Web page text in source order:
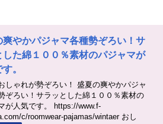
爽やかパジャマ各種勢ぞろい！サ
した綿１００％素材のパジャマが
。
しゃれが勢ぞろい！ 盛夏の爽やかパジャ
ぞろい！サラッとした綿１００％素材の
が人気です。 https://www.f-
c/roomwear-pajamas/wintaer おし